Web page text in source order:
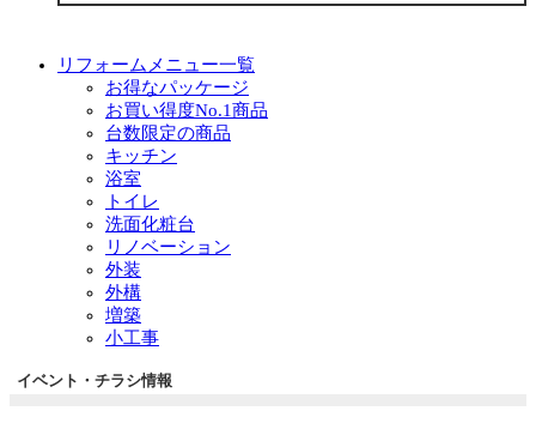
リフォームメニュー一覧
お得なパッケージ
お買い得度No.1商品
台数限定の商品
キッチン
浴室
トイレ
洗面化粧台
リノベーション
外装
外構
増築
小工事
イベント・チラシ情報